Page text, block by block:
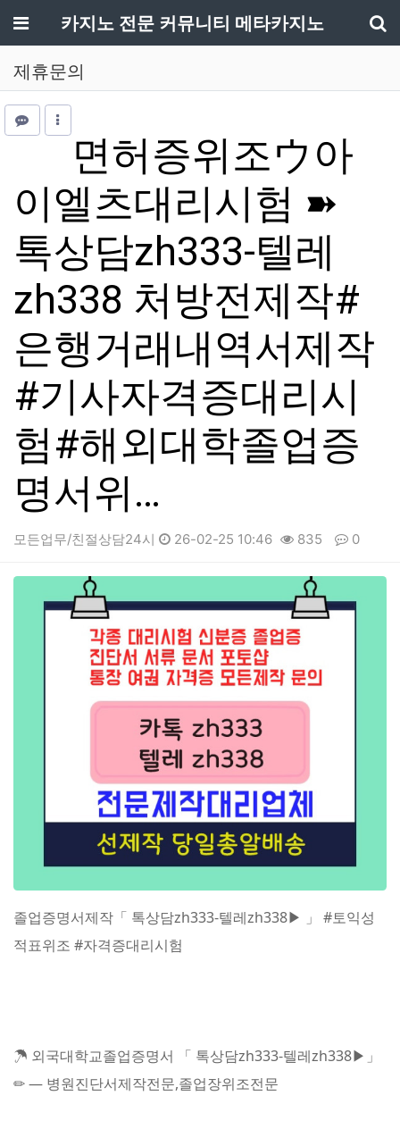
메뉴카지노 전문 커뮤니티 메타카지노
제휴문의
면허증위조ウ아
이엘츠대리시험 ➽
톡상담zh333-텔레
zh338 처방전제작#
은행거래내역서제작
#기사자격증대리시
험#해외대학졸업증
명서위…
모든업무/친절상담24시 26-02-25 10:46 835 0
졸업증명서제작「 톡상담zh333-텔레zh338▶ 」 #토익성
적표위조 #자격증대리시험
☂ 외국대학교졸업증명서 「 톡상담zh333-텔레zh338▶」
✏ — 병원진단서제작전문,졸업장위조전문